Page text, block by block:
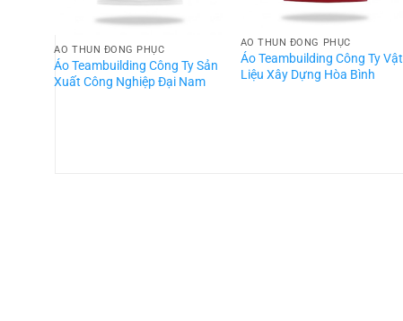
ÁO THUN ĐỒNG PHỤC
Áo Teambuilding Công Ty Sản
Xuất Công Nghiệp Đại Nam
ÁO THUN ĐỒNG PHỤC
Áo Teambuilding Công Ty Vật
Liệu Xây Dựng Hòa Bình